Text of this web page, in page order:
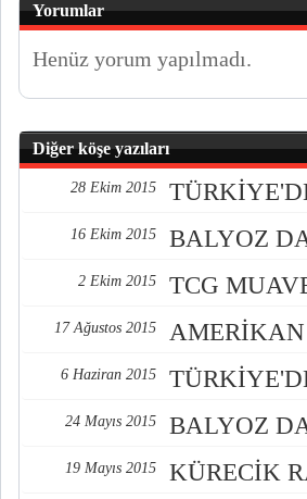
Yorumlar
Henüz yorum yapılmadı.
Diğer köşe yazıları
28 Ekim 2015
16 Ekim 2015 BALYOZ
2 Ekim 2015 TCG
17 Ağustos 2015
6 Haziran 2015
24 Mayıs 2015 BALYOZ
19 Mayıs 2015 KÜRECİK